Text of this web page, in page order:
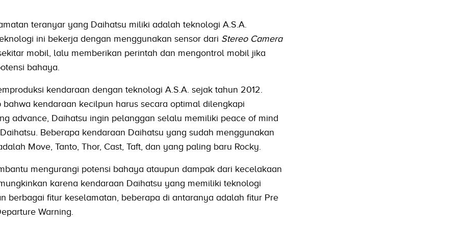
teranyar yang Daihatsu miliki adalah teknologi A.S.A.
ini bekerja dengan menggunakan sensor dari Stereo Camera
mobil, lalu memberikan perintah dan mengontrol mobil jika
bahaya.
kendaraan dengan teknologi A.S.A. sejak tahun 2012.
kendaraan kecilpun harus secara optimal dilengkapi
advance, Daihatsu ingin pelanggan selalu memiliki peace of mind
Beberapa kendaraan Daihatsu yang sudah menggunakan
Move, Tanto, Thor, Cast, Taft, dan yang paling baru Rocky.
mengurangi potensi bahaya ataupun dampak dari kecelakaan
karena kendaraan Daihatsu yang memiliki teknologi
berbagai fitur keselamatan, beberapa di antaranya adalah fitur Pre
Warning.